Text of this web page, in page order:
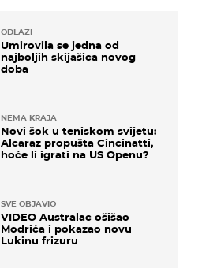
ODLAZI
Umirovila se jedna od
najboljih skijašica novog
doba
NEMA KRAJA
Novi šok u teniskom svijetu:
Alcaraz propušta Cincinatti,
hoće li igrati na US Openu?
SVE OBJAVIO
VIDEO Australac ošišao
Modrića i pokazao novu
Lukinu frizuru